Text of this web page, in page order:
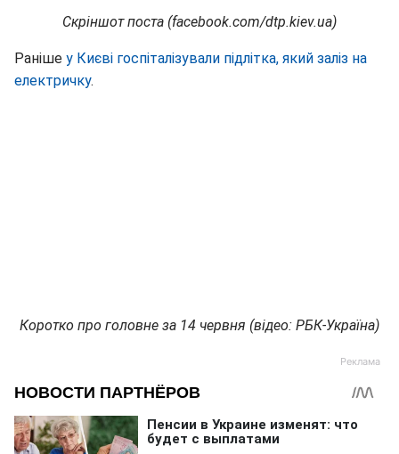
Скріншот поста (facebook.com/dtp.kiev.ua)
Раніше у Києві госпіталізували підлітка, який заліз на
електричку.
Коротко про головне за 14 червня (відео: РБК-Україна)